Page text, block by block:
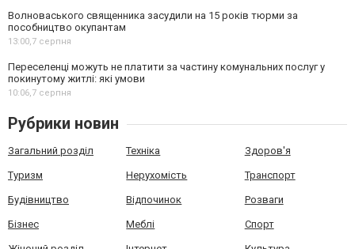
Волноваського священника засудили на 15 років тюрми за
пособництво окупантам
13:00,7 серпня
Переселенці можуть не платити за частину комунальних послуг у
покинутому житлі: які умови
10:06,7 серпня
Рубрики новин
Загальний розділ Техніка Здоров'я
Туризм Нерухомість Транспорт
Будівництво Відпочинок Розваги
Бізнес Меблі Спорт